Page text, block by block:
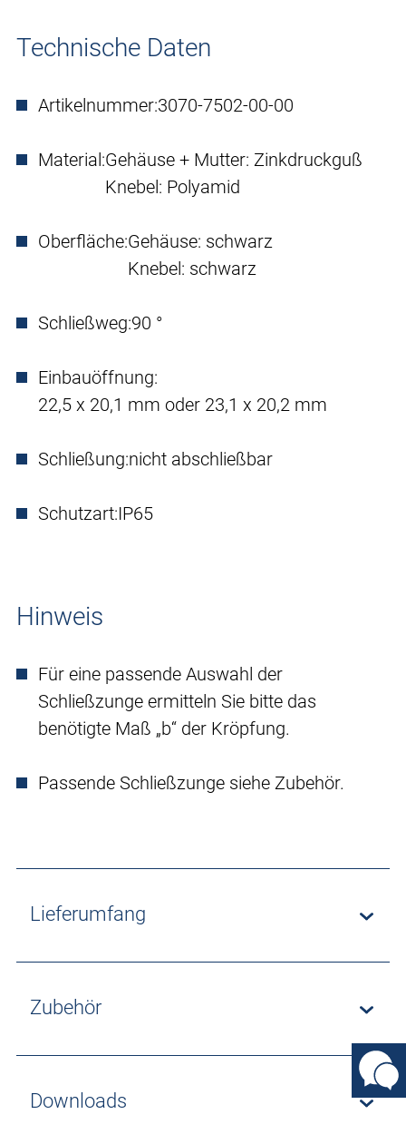
Technische Daten
Artikelnummer:3070-7502-00-00
Material:Gehäuse + Mutter: Zinkdruckguß
Knebel: Polyamid
Oberfläche:Gehäuse: schwarz
Knebel: schwarz
Schließweg:90 °
Einbauöffnung:
22,5 x 20,1 mm oder 23,1 x 20,2 mm
Schließung:nicht abschließbar
Schutzart:IP65
Hinweis
Für eine passende Auswahl der
Schließzunge ermitteln Sie bitte das
benötigte Maß „b“ der Kröpfung.
Passende Schließzunge siehe Zubehör.
Lieferumfang
Zubehör
Downloads